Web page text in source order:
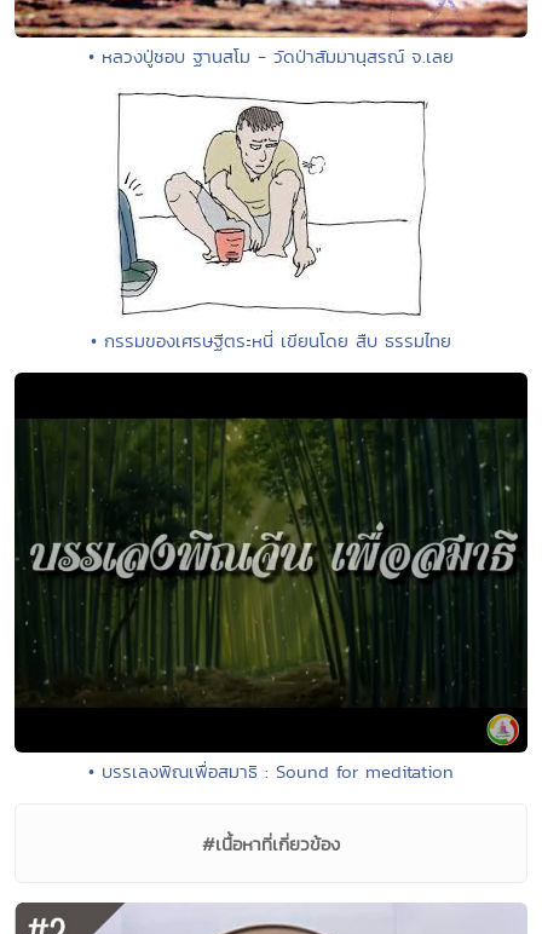
• หลวงปู่ชอบ ฐานสโม - วัดป่าสัมมานุสรณ์ จ.เลย
• กรรมของเศรษฐีตระหนี่ เขียนโดย สืบ ธรรมไทย
• บรรเลงพิณเพื่อสมาธิ : Sound for meditation
#เนื้อหาที่เกี่ยวข้อง